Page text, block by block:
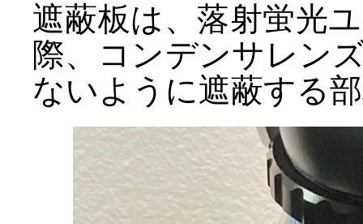
遮蔽板は、落射蛍光
際、コンデンサレン
ないように遮蔽する